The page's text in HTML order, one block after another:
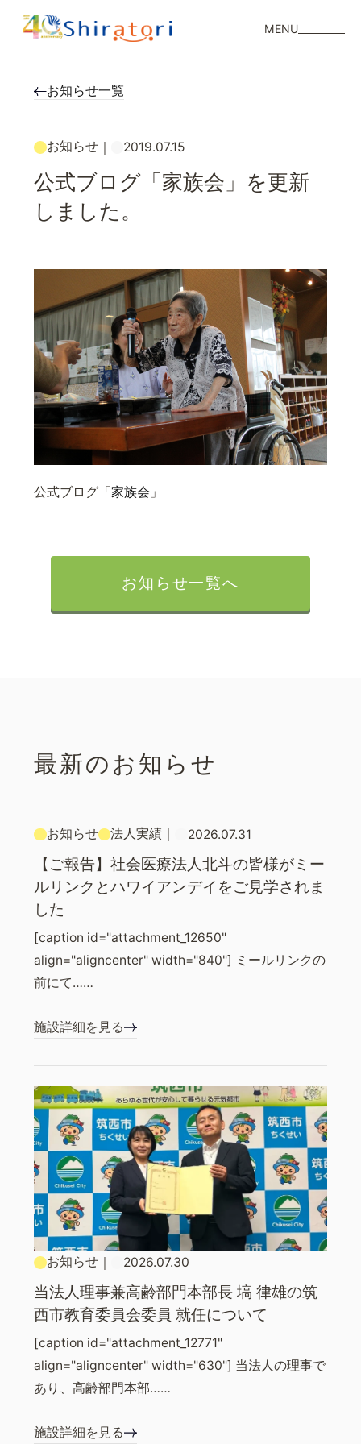
MENU
お知らせ一覧
お知らせ｜ 2019.07.15
公式ブログ「家族会」を更新
しました。
公式ブログ「 家族会 」
お知らせ一覧へ
最新のお知らせ
お知らせ 法人実績 2026.07.31
【ご報告】社会医療法人北斗の皆様がミー
ルリンクとハワイアンデイをご見学されま
した
[caption id="attachment_12650"
align="aligncenter" width="840"] ミールリンクの
前にて……
施設詳細を見る
お知らせ｜ 2026.07.30
当法人理事兼高齢部門本部長 塙 律雄の筑
西市教育委員会委員 就任について
[caption id="attachment_12771"
align="aligncenter" width="630"] 当法人の理事で
あり、高齢部門本部……
施設詳細を見る